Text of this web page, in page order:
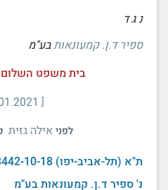
נ ג ד
ספיר ד.ן. קמעונאותבע"מ
בית משפט השלום
לפניאילה גזית
נ' ספיר ד.ן. קמעונאות בע"מ